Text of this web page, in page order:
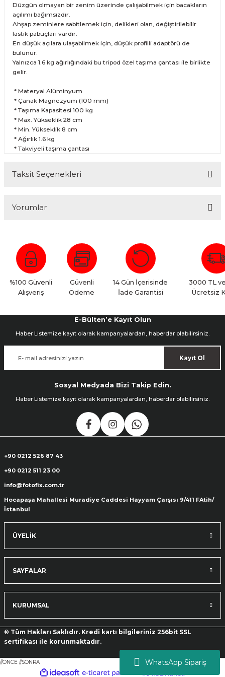
WhatsApp Sipariş
Düzgün olmayan bir zenim üzerinde çalışabilmek için bacakların
açılımı bağımsızdır.
Ahşap zeminlere sabitlemek için, delikleri olan, değiştirilebilir
lastik pabuçları vardır.
En düşük açılara ulaşabilmek için, düşük profilli adaptörü de
bulunur.
Yalnızca 1.6 kg ağırlığındaki bu tripod özel taşıma çantası ile birlikte
gelir.
* Materyal Alüminyum
* Çanak Magnezyum (100 mm)
* Taşıma Kapasitesi 100 kg
* Max. Yükseklik 28 cm
* Min. Yükseklik 8 cm
* Ağırlık 1.6 kg
* Takviyeli taşıma çantası
Taksit Seçenekleri
Yorumlar
Bu ürüne ilk yorumu siz yapın!
Yorum Yaz
%100 Güvenli
Alışveriş
Güvenli
Ödeme
14 Gün İçerisinde
İade Garantisi
3000 TL
Ücretsiz
E-Bülten’e Kayıt Olun
Haber Listemize kayıt olarak kampanyalardan, haberdar olabilirsiniz.
Kayıt Ol
Sosyal Medyada Bizi Takip Edin.
Haber Listemize kayıt olarak kampanyalardan, haberdar olabilirsiniz.
+90 0212 526 87 43
+90 0212 511 23 00
info@fotofix.com.tr
Hocapaşa Mahallesi Muradiye Caddesi Hayyam Çarşısı 9/411 FAtih/
İstanbul
ÜYELİK
SAYFALAR
KURUMSAL
© Tüm Hakları Saklıdır. Kredi kartı bilgileriniz 256bit SSL
sertifikası ile korunmaktadır.
//ONCE //SONRA
ideasoft